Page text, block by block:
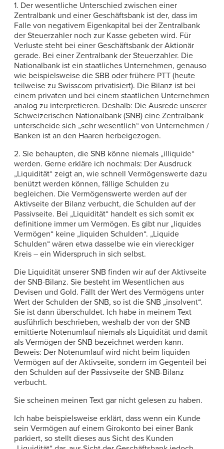
1. Der wesentliche Unterschied zwischen einer
Zentralbank und einer Geschäftsbank ist der, dass im
Falle von negativem Eigenkapital bei der Zentralbank
der Steuerzahler noch zur Kasse gebeten wird. Für
Verluste steht bei einer Geschäftsbank der Aktionär
gerade. Bei einer Zentralbank der Steuerzahler. Die
Nationalbank ist ein staatliches Unternehmen, genauso
wie beispielsweise die SBB oder frühere PTT (heute
teilweise zu Swisscom privatisiert). Die Bilanz ist bei
einem privaten und bei einem staatlichen Unternehmen
analog zu interpretieren. Deshalb: Die Ausrede unserer
Schweizerischen Nationalbank (SNB) eine Zentralbank
unterscheide sich „sehr wesentlich“ von Unternehmen /
Banken ist an den Haaren herbeigezogen.
2. Sie behaupten, die SNB könne niemals „illiquide“
werden. Gerne erkläre ich nochmals: Der Ausdruck
„Liquidität“ zeigt an, wie schnell Vermögenswerte dazu
benützt werden können, fällige Schulden zu
begleichen. Die Vermögenswerte werden auf der
Aktivseite der Bilanz verbucht, die Schulden auf der
Passivseite. Bei „Liquidität“ handelt es sich somit ex
definitione immer um Vermögen. Es gibt nur „liquides
Vermögen“ keine „liquiden Schulden“. „Liquide
Schulden“ wären etwa dasselbe wie ein viereckiger
Kreis – ein Widerspruch in sich selbst.
Die Liquidität unserer SNB finden wir auf der Aktivseite
der SNB-Bilanz. Sie besteht im Wesentlichen aus
Devisen und Gold. Fällt der Wert des Vermögens unter
Wert der Schulden der SNB, so ist die SNB „insolvent“.
Sie ist dann überschuldet. Ich habe in meinem Text
ausführlich beschrieben, weshalb der von der SNB
emittierte Notenumlauf niemals als Liquidität und damit
als Vermögen der SNB bezeichnet werden kann.
Beweis: Der Notenumlauf wird nicht beim liquiden
Vermögen auf der Aktivseite, sondern im Gegenteil bei
den Schulden auf der Passivseite der SNB-Bilanz
verbucht.
Sie scheinen meinen Text gar nicht gelesen zu haben.
Ich habe beispielsweise erklärt, dass wenn ein Kunde
sein Vermögen auf einem Girokonto bei einer Bank
parkiert, so stellt dieses aus Sicht des Kunden